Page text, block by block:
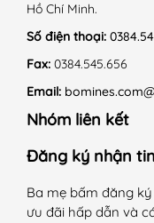
Hồ Chí Minh.
Số điện thoại:
Fax: 0384.545.656
Email:
Nhóm liên kết
Đăng ký nhận tin
Ba mẹ bấm đăng
ưu đãi hấp dẫn và